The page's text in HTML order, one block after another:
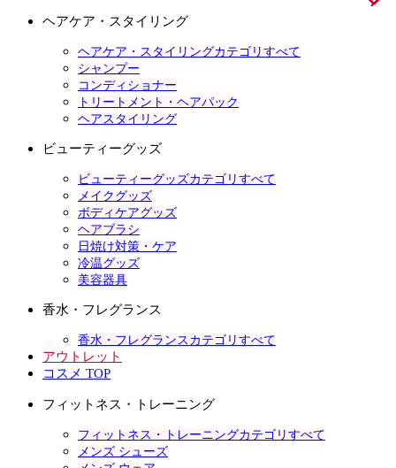
ヘアケア・スタイリング
ヘアケア・スタイリングカテゴリすべて
シャンプー
コンディショナー
トリートメント・ヘアパック
ヘアスタイリング
ビューティーグッズ
ビューティーグッズカテゴリすべて
メイクグッズ
ボディケアグッズ
ヘアブラシ
日焼け対策・ケア
冷温グッズ
美容器具
香水・フレグランス
香水・フレグランスカテゴリすべて
アウトレット
コスメ TOP
フィットネス・トレーニング
フィットネス・トレーニングカテゴリすべて
メンズ シューズ